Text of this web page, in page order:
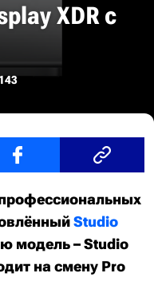
XDR с
143
Studio
модель – Studio
на смену Pro